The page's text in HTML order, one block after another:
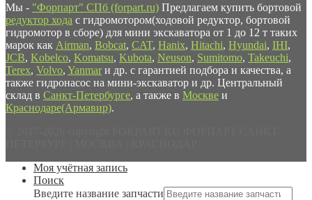
Мы - "Форпарт" СПб (forpart.ru) Предлагаем купить бортовой
редуктор хода с гидромотором(ходовой редуктор, бортовой
гидромотор в сборе) для мини экскаватора от 1 до 12 т таких
марок как Airman, Bobcat, CAT, Hanix, Hitachi, Hyundai, IHI,
JCB, Kobelco, Komatsu, Kubota, Neuson, Sumitomo, Takeuchi,
Terex, Volvo, Yanmar и др. с гарантией подбора и качества, а
также гидронасос на мини-экскаватор и др. Центральный
склад в Санкт-Петербурге, а также в Москве и
Краснодаре(Армавир).
Моя учётная запись
Поиск
Введите название запчасти